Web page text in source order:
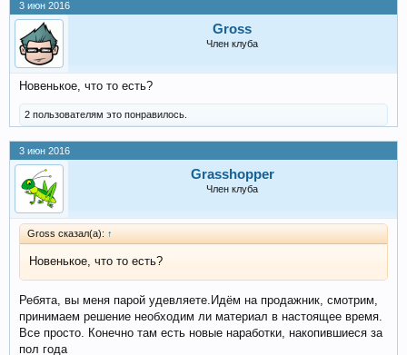
3 июн 2016
Gross
Член клуба
Новенькое, что то есть?
2 пользователям это понравилось.
3 июн 2016
Grasshopper
Член клуба
Gross сказал(а): ↑
Новенькое, что то есть?
Ребята, вы меня парой удевляете.Идём на продажник, смотрим,
принимаем решение необходим ли материал в настоящее время.
Все просто. Конечно там есть новые наработки, накопившиеся за
пол года